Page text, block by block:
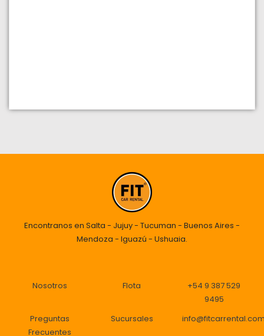
Encontranos en Salta - Jujuy - Tucuman - Buenos Aires -
Mendoza - Iguazú - Ushuaia.
Nosotros Flota
+54 9 387 529
9495
Preguntas
Frecuentes
Sucursales